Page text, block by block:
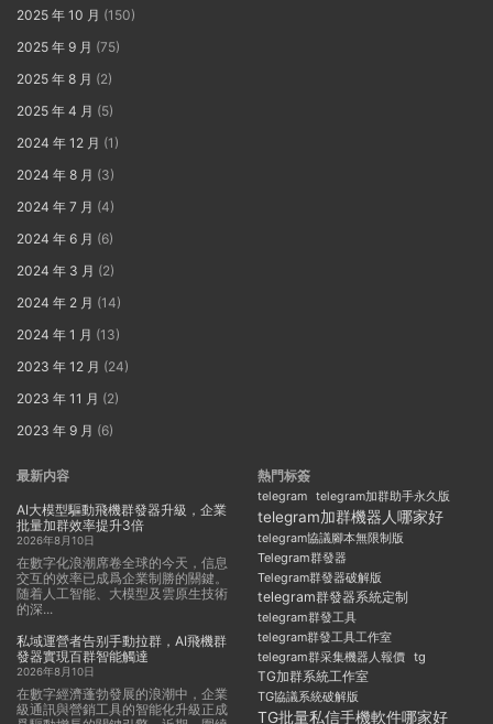
2025 年 10 月 (150)
2025 年 9 月 (75)
2025 年 8 月 (2)
2025 年 4 月 (5)
2024 年 12 月 (1)
2024 年 8 月 (3)
2024 年 7 月 (4)
2024 年 6 月 (6)
2024 年 3 月 (2)
2024 年 2 月 (14)
2024 年 1 月 (13)
2023 年 12 月 (24)
2023 年 11 月 (2)
2023 年 9 月 (6)
最新内容
AI大模型驅動飛機群發器升級，企業
批量加群效率提升3倍
2026年8月10日
在數字化浪潮席卷全球的今天，信息
交互的效率已成爲企業制勝的關鍵。
随着人工智能、大模型及雲原生技術
的深...
私域運營者告别手動拉群，AI飛機群
發器實現百群智能觸達
2026年8月10日
在數字經濟蓬勃發展的浪潮中，企業
級通訊與營銷工具的智能化升級正成
熱門标簽
telegram telegram加群助手永久版
telegram加群機器人哪家好
telegram協議腳本無限制版
Telegram群發器
Telegram群發器破解版
telegram群發器系統定制
telegram群發工具
telegram群發工具工作室
telegram群采集機器人報價 tg
TG加群系統工作室
TG協議系統破解版
TG批量私信手機軟件哪家好